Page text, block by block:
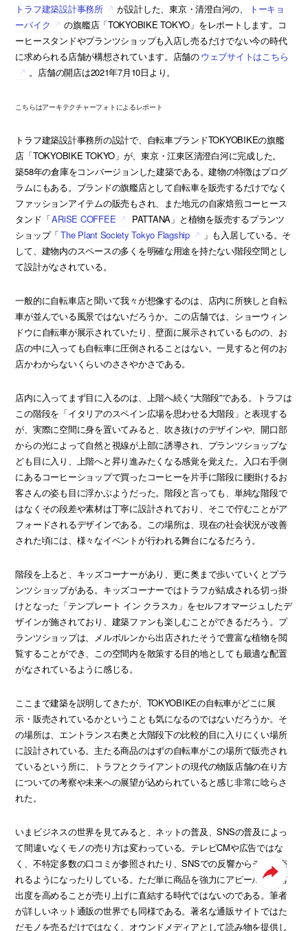
トラフ建築設計事務所 が設計した、東京・清澄白河の、
トーキョ
ーバイク
の旗艦店「TOKYOBIKE TOKYO」をレポートします。コ
ーヒースタンドやプランツショップも入店し売るだけでない今の時代
に求められる店舗が構想されています。店舗のウェブサイトはこちら
。店舗の開店は2021年7月10日より。
こちらはアーキテクチャーフォトによるレポート
トラフ建築設計事務所の設計で、自転車ブランドTOKYOBIKEの旗艦
店「TOKYOBIKE TOKYO」が、東京・江東区清澄白河に完成した。
築58年の倉庫をコンバージョンした建築である。建物の特徴はプログ
ラムにもある。ブランドの旗艦店として自転車を販売するだけでなく
ファッションアイテムの販売もされ、また地元の自家焙煎コーヒース
タンド「ARiSE COFFEE
PATTANA」と植物を販売するプランツ
ショップ「The Plant Society Tokyo Flagship
」も入居している。そ
して、建物内のスペースの多くを明確な用途を持たない階段空間とし
て設計がなされている。
一般的に自転車店と聞いて我々が想像するのは、店内に所狭しと自転
車が並んでいる風景ではないだろうか。この店舗では、ショーウィン
ドウに自転車が展示されていたり、壁面に展示されているものの、お
店の中に入っても自転車に圧倒されることはない。一見すると何のお
店かわからないくらいのささやかさである。
店内に入ってまず目に入るのは、上階へ続く“大階段”である。トラフは
この階段を「イタリアのスペイン広場を思わせる大階段」と表現する
が、実際に空間に身を置いてみると、吹き抜けのデザインや、開口部
からの光によって自然と視線が上部に誘導され、プランツショップな
ども目に入り、上階へと昇り進みたくなる感覚を覚えた。入口右手側
にあるコーヒーショップで買ったコーヒーを片手に階段に腰掛けるお
客さんの姿も目に浮かぶようだった。階段と言っても、単純な階段で
はなくその段差や素材は丁寧に設計されており、そこで佇むことがア
フォードされるデザインである。この場所は、現在の社会状況が改善
された頃には、様々なイベントが行われる舞台になるだろう。
階段を上ると、キッズコーナーがあり、更に奥まで歩いていくとプラ
ンツショップがある。キッズコーナーではトラフが結成される切っ掛
けとなった「テンプレート イン クラスカ」をセルフオマージュしたデ
ザインが施されており、建築ファンも楽しむことができるだろう。プ
ランツショップは、メルボルンから出店されたそうで豊富な植物を閲
覧することができ、この空間内を散策する目的地としても最適な配置
がなされているように感じる。
ここまで建築を説明してきたが、TOKYOBIKEの自転車がどこに展
示・販売されているかということも気になるのではないだろうか。そ
の場所は、エントランス右奥と大階段下の比較的目に入りにくい場所
に設計されている。主たる商品のはずの自転車がこの場所で販売され
ているという所に、トラフとクライアントの現代の物販店舗の在り方
についての考察や未来への展望が込められていると感じ非常に唸らさ
れた。
いまビジネスの世界を見てみると、ネットの普及、SNSの普及によっ
て間違いなくモノの売り方は変わっている。テレビCMや広告ではな
く、不特定多数の口コミが参照されたり、SNSでの反響からモノが売
れるようになったりしている。ただ単に商品を強力にアピールして露
出度を高めることが売り上げに直結する時代ではないのである。筆者
が詳しいネット通販の世界でも同様である。著名な通販サイトではた
だモノを売るだけではなく、オウンドメディアとして読み物を提供し